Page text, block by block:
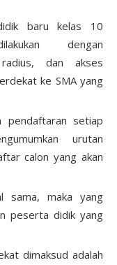
baru kelas 10
dengan
dan akses
ke SMA yang
pendaftaran setiap
urutan
calon yang akan
sama, maka yang
peserta didik yang
dimaksud adalah